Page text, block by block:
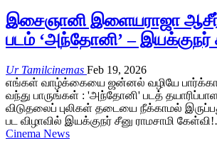
இசைஞானி இளையராஜா
படம் ‘அந்தோனி’ – இயக்குநர்
Ur Tamilcinemas Feb 19, 2026
எங்கள் வாழ்க்கையை ஜன்னல் வழியே
வந்து பாருங்கள் : 'அந்தோனி' படத்
விடுதலைப் புலிகள் தடையை நீக்காமல்
பட விழாவில் இயக்குநர் சீனு ராமசாமி
Cinema News